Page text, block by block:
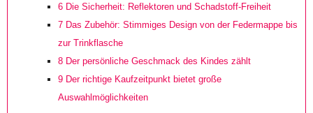
6 Die Sicherheit: Reflektoren und Schadstoff-Freiheit
7 Das Zubehör: Stimmiges Design von der Federmappe bis
zur Trinkflasche
8 Der persönliche Geschmack des Kindes zählt
9 Der richtige Kaufzeitpunkt bietet große
Auswahlmöglichkeiten